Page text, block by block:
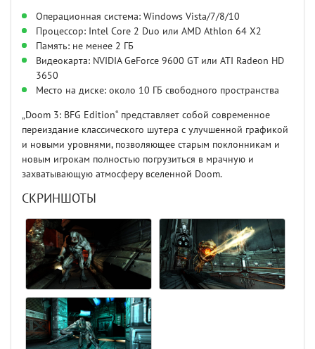
Операционная система: Windows Vista/7/8/10
Процессор: Intel Core 2 Duo или AMD Athlon 64 X2
Память: не менее 2 ГБ
Видеокарта: NVIDIA GeForce 9600 GT или ATI Radeon HD
3650
Место на диске: около 10 ГБ свободного пространства
„Doom 3: BFG Edition“ представляет собой современное
переиздание классического шутера с улучшенной графикой
и новыми уровнями, позволяющее старым поклонникам и
новым игрокам полностью погрузиться в мрачную и
захватывающую атмосферу вселенной Doom.
СКРИНШОТЫ